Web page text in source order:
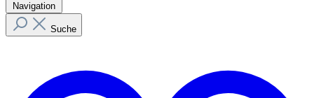
Navigation
Suche